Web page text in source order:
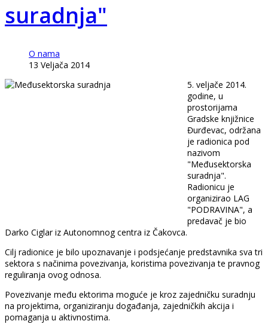
suradnja"
O nama
13 Veljača 2014
5. veljače 2014.
godine, u
prostorijama
Gradske knjižnice
Đurđevac, održana
je radionica pod
nazivom
"Međusektorska
suradnja".
Radionicu je
organizirao LAG
"PODRAVINA", a
predavač je bio
Darko Ciglar iz Autonomnog centra iz Čakovca.
Cilj radionice je bilo upoznavanje i podsjećanje predstavnika sva tri
sektora s načinima povezivanja, koristima povezivanja te pravnog
reguliranja ovog odnosa.
Povezivanje među ektorima moguće je kroz zajedničku suradnju
na projektima, organiziranju događanja, zajedničkih akcija i
pomaganja u aktivnostima.